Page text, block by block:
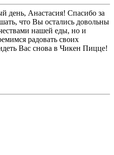
день, Анастасия! Спасибо за
что Вы остались довольны
нашей еды, но и
радовать своих
Вас снова в Чикен Пицце!